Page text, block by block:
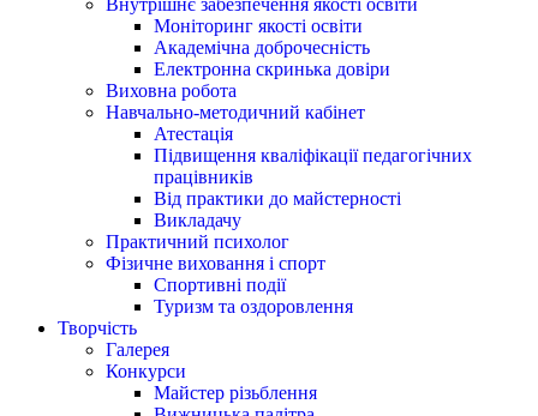
Моніторинг якості освіти
Академічна доброчесність
Електронна скринька довіри
Виховна робота
Навчально-методичний кабінет
Атестація
Підвищення кваліфікації педагогічних
працівників
Від практики до майстерності
Викладачу
Практичний психолог
Фізичне виховання і спорт
Спортивні події
Туризм та оздоровлення
Творчість
Галерея
Конкурси
Майстер різьблення